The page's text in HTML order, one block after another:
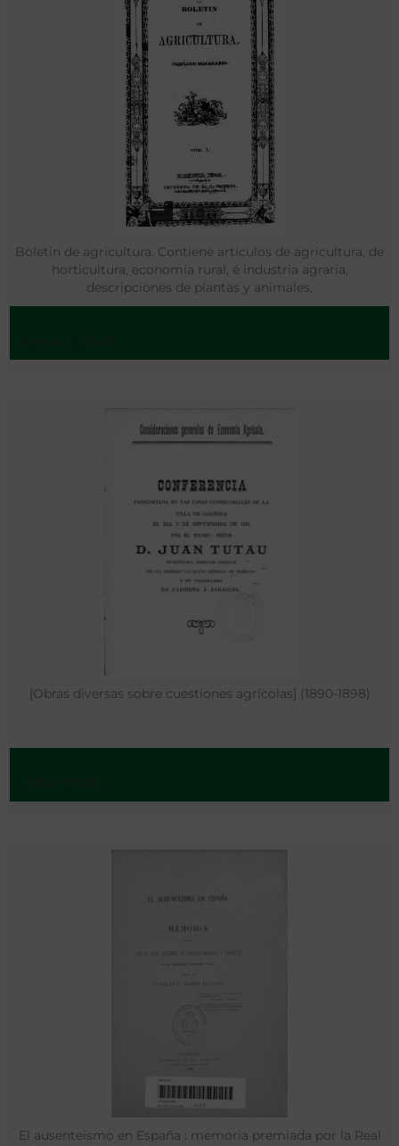
Boletin de agricultura. Contiene artículos de agricultura, de
horticultura, economía rural, é industria agraria,
descripciones de plantas y animales,
[Obras diversas sobre cuestiones agrícolas] (1890-1898)
El ausenteísmo en España : memoria premiada por la Real